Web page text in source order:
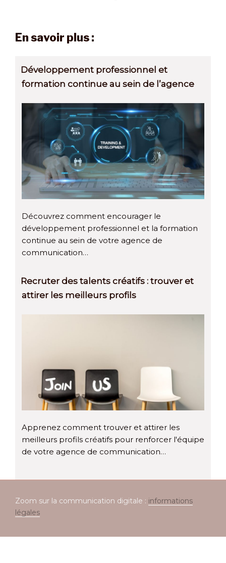
En savoir plus :
Développement professionnel et
formation continue au sein de l’agence
Découvrez comment encourager le
développement professionnel et la formation
continue au sein de votre agence de
communication…
Recruter des talents créatifs : trouver et
attirer les meilleurs profils
Apprenez comment trouver et attirer les
meilleurs profils créatifs pour renforcer l'équipe
de votre agence de communication…
Zoom sur la communication digitale : informations
légales